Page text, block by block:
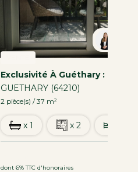
GUETHARY (64210)
2 pièce(s) / 37 m²
x 1 x 2
dont 6% TTC d'honoraires